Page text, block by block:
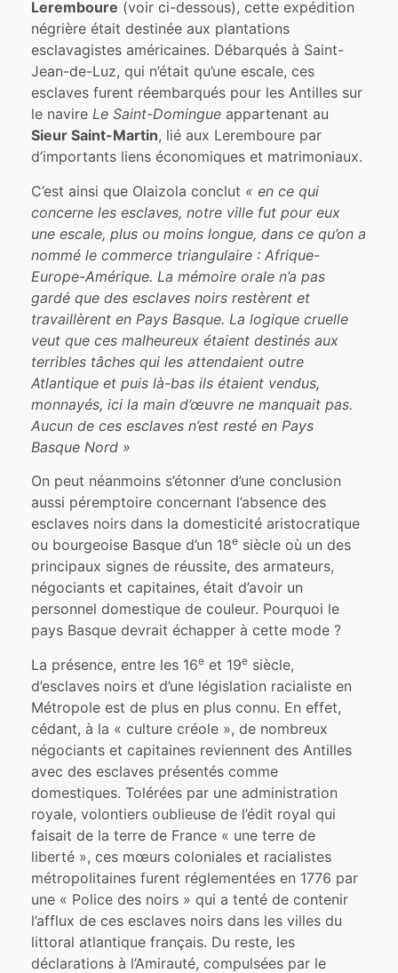
Leremboure (voir ci-dessous), cette expédition
négrière était destinée aux plantations
esclavagistes américaines. Débarqués à Saint-
Jean-de-Luz, qui n’était qu’une escale, ces
esclaves furent réembarqués pour les Antilles sur
le navireLe Saint-Domingue appartenant au
Sieur Saint-Martin, lié aux Leremboure par
d’importants liens économiques et matrimoniaux.
C’est ainsi que Olaizola conclut « en ce qui
concerne les esclaves, notre ville fut pour eux
une escale, plus ou moins longue, dans ce qu’on a
nommé le commerce triangulaire : Afrique-
Europe-Amérique. La mémoire orale n’a pas
gardé que des esclaves noirs restèrent et
travaillèrent en Pays Basque. La logique cruelle
veut que ces malheureux étaient destinés aux
terribles tâches qui les attendaient outre
Atlantique et puis là-bas ils étaient vendus,
monnayés, ici la main d’œuvre ne manquait pas.
Aucun de ces esclaves n’est resté en Pays
Basque Nord »
On peut néanmoins s’étonner d’une conclusion
aussi péremptoire concernant l’absence des
esclaves noirs dans la domesticité aristocratique
ou bourgeoise Basque d’un 18e siècle où un des
principaux signes de réussite, des armateurs,
négociants et capitaines, était d’avoir un
personnel domestique de couleur. Pourquoi le
pays Basque devrait échapper à cette mode ?
La présence, entre les 16e et 19e siècle,
d’esclaves noirs et d’une législation racialiste en
Métropole est de plus en plus connu. En effet,
cédant, à la « culture créole », de nombreux
négociants et capitaines reviennent des Antilles
avec des esclaves présentés comme
domestiques. Tolérées par une administration
royale, volontiers oublieuse de l’édit royal qui
faisait de la terre de France « une terre de
liberté », ces mœurs coloniales et racialistes
métropolitaines furent réglementées en 1776 par
une « Police des noirs » qui a tenté de contenir
l’afflux de ces esclaves noirs dans les villes du
littoral atlantique français. Du reste, les
déclarations à l’Amirauté, compulsées par le